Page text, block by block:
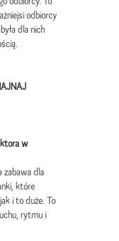
odbiorcy
dla nich
w
zabawa dla
które
i to duże. To
rytmu i